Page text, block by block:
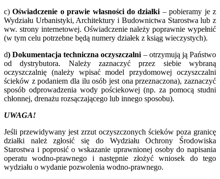
c)Oświadczenie o prawie własności do działki – pobieramy je z
Wydziału Urbanistyki, Architektury i Budownictwa Starostwa lub z
ww. strony internetowej. Oświadczenie należy poprawnie wypełnić
(w tym celu potrzebne będą numery działek z ksiąg wieczystych).
d) Dokumentacja techniczna oczyszczalni – otrzymują ją Państwo
od dystrybutora. Należy zaznaczyć przez siebie wybraną
oczyszczalnię (należy wpisać model przydomowej oczyszczalni
ścieków z podaniem dla ilu osób jest ona przeznaczona), zaznaczyć
sposób odprowadzenia wody pościekowej (np. za pomocą studni
chłonnej, drenażu rozsączającego lub innego sposobu).
UWAGA!
Jeśli przewidywany jest zrzut oczyszczonych ścieków poza granicę
działki należ zgłosić się do Wydziału Ochrony Środowiska
Starostwa i poprosić o wskazanie uprawnionej osoby do napisania
operatu wodno-prawnego i następnie złożyć wniosek do tego
wydziału o wydanie pozwolenia wodno-prawnego.